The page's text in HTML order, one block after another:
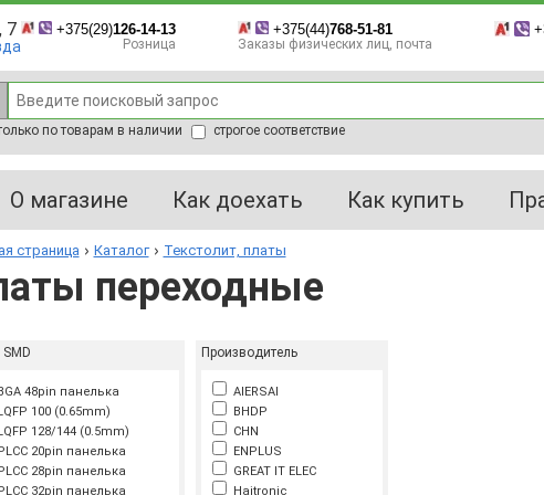
7 +375(29)126-14-13
Розница
+375(44)768-51-81
Заказы физических лиц, почта
по товарам в наличии строгое соответствие
О магазине Как доехать Как купить
страница Каталог Текстолит, платы
переходные
48pin панелька
100 (0.65mm)
128/144 (0.5mm)
20pin панелька
28pin панелька
32pin панелька
Производитель
AIERSAI
BHDP
CHN
ENPLUS
GREAT IT ELEC
Haitronic